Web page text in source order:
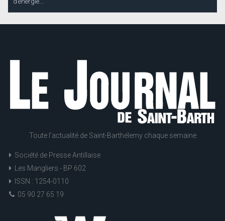
Toute l'actualité de Saint-Barthélemy chaque semaine
Société de Presse Antillaise
Les Mangliers - BP 602
ISSN : 1254-0110
05 90 27 65 19